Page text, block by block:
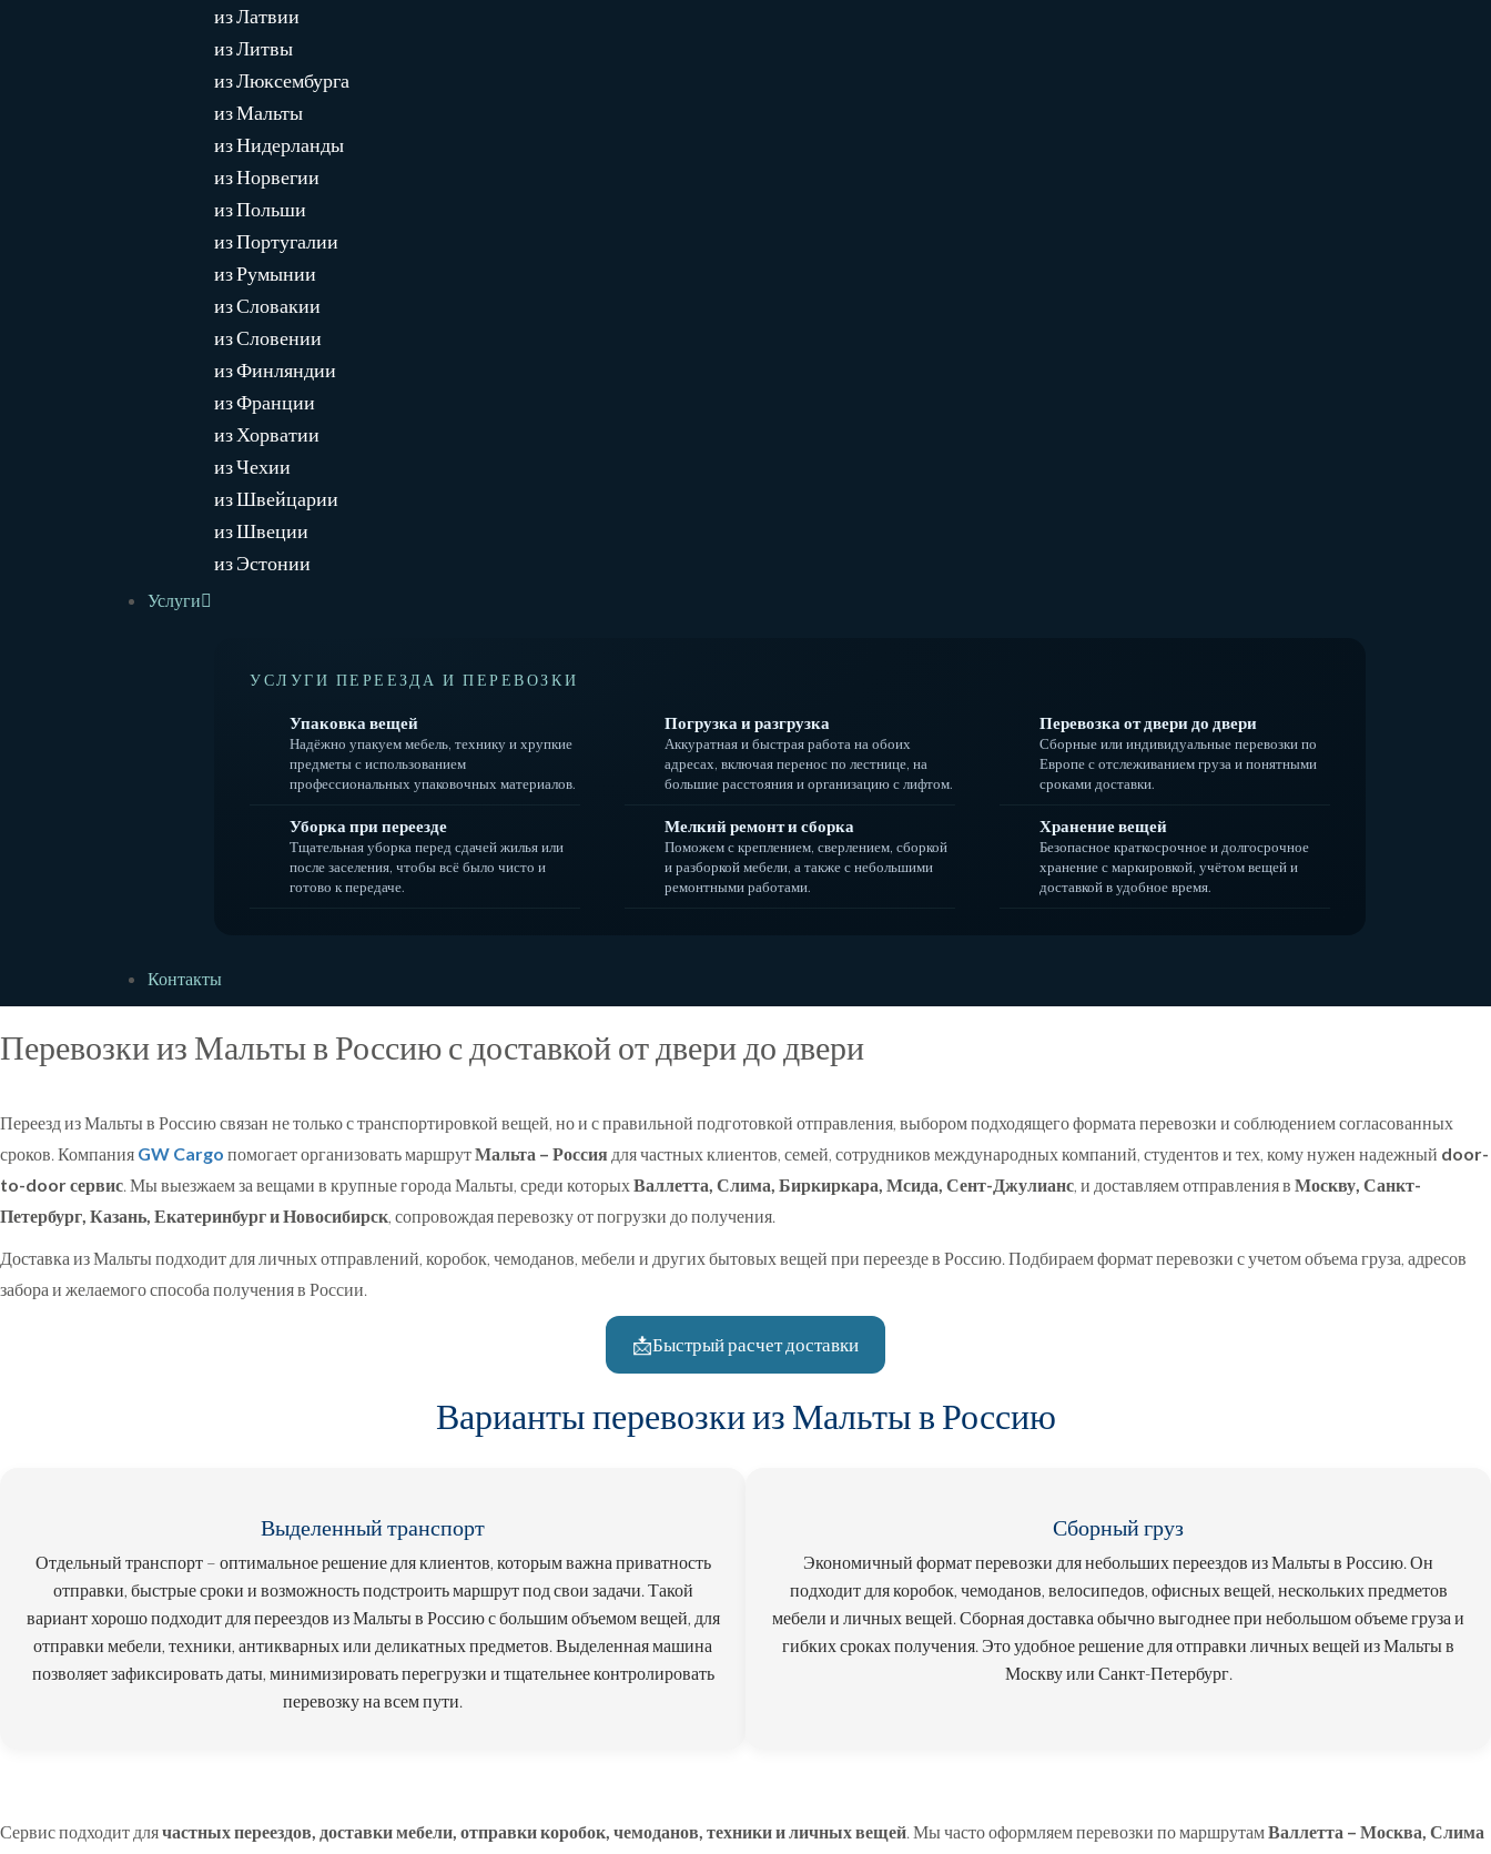
из Латвии
из Литвы
из Люксембурга
из Мальты
из Нидерланды
из Норвегии
из Польши
из Португалии
из Румынии
из Словакии
из Словении
из Финляндии
из Франции
из Хорватии
из Чехии
из Швейцарии
из Швеции
из Эстонии
Услуги
УСЛУГИ ПЕРЕЕЗДА И ПЕРЕВОЗКИ
Упаковка вещей
Надёжно упакуем мебель, технику и хрупкие
предметы с использованием
профессиональных упаковочных материалов.
Погрузка и разгрузка
Аккуратная и быстрая работа на обоих
адресах, включая перенос по лестнице, на
большие расстояния и организацию с лифтом.
Перевозка от двери до двери
Сборные или индивидуальные перевозки по
Европе с отслеживанием груза и понятными
сроками доставки.
Уборка при переезде
Тщательная уборка перед сдачей жилья или
после заселения, чтобы всё было чисто и
готово к передаче.
Мелкий ремонт и сборка
Поможем с креплением, сверлением, сборкой
и разборкой мебели, а также с небольшими
ремонтными работами.
Хранение вещей
Безопасное краткосрочное и долгосрочное
хранение с маркировкой, учётом вещей и
доставкой в удобное время.
Контакты
Skip
Перевозки из Мальты в Россию с доставкой от двери до двери
Переезд из Мальты в Россию связан не только с транспортировкой вещей, но и с правильной подготовкой отправления, выбором подходящего формата перевозки и соблюдением согласованных
сроков. Компания GW Cargo помогает организовать маршрутМальта – Россия для частных клиентов, семей, сотрудников международных компаний, студентов и тех, кому нужен надежный door-
to-door сервис. Мы выезжаем за вещами в крупные города Мальты, среди которыхВаллетта, Слима, Биркиркара, Мсида, Сент-Джулианс, и доставляем отправления в Москву, Санкт-
Петербург, Казань, Екатеринбург и Новосибирск, сопровождая перевозку от погрузки до получения.
Доставка из Мальты подходит для личных отправлений, коробок, чемоданов, мебели и других бытовых вещей при переезде в Россию. Подбираем формат перевозки с учетом объема груза, адресов
забора и желаемого способа получения в России.
📩Быстрый расчет доставки
Варианты перевозки из Мальты в Россию
Выделенный транспорт
Отдельный транспорт – оптимальное решение для клиентов, которым важна приватность
отправки, быстрые сроки и возможность подстроить маршрут под свои задачи. Такой
вариант хорошо подходит для переездов из Мальты в Россию с большим объемом вещей, для
отправки мебели, техники, антикварных или деликатных предметов. Выделенная машина
позволяет зафиксировать даты, минимизировать перегрузки и тщательнее контролировать
перевозку на всем пути.
Сборный груз
Экономичный формат перевозки для небольших переездов из Мальты в Россию. Он
подходит для коробок, чемоданов, велосипедов, офисных вещей, нескольких предметов
мебели и личных вещей. Сборная доставка обычно выгоднее при небольшом объеме груза и
гибких сроках получения. Это удобное решение для отправки личных вещей из Мальты в
Москву или Санкт-Петербург.
Сервис подходит длячастных переездов, доставки мебели, отправки коробок, чемоданов, техники и личных вещей. Мы часто оформляем перевозки по маршрутамВаллетта – Москва, Слима